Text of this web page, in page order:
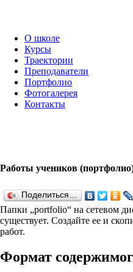
О школе
Курсы
Траектории
Преподаватели
Портфолио
Фотогалерея
Контакты
Работы учеников
Поделиться…
Папки „port­fo­lio“ на сетевом
существует. Создайте ее и
работ.
Формат